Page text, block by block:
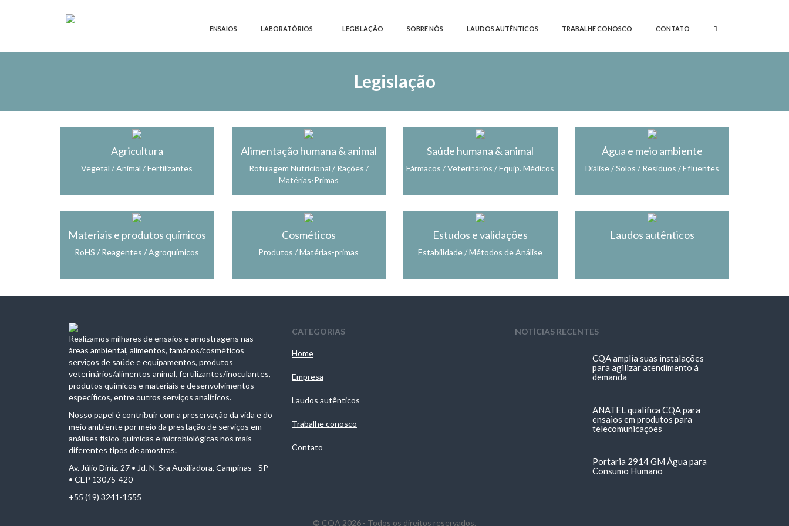
ENSAIOS LABORATÓRIOS LEGISLAÇÃO SOBRE NÓS LAUDOS AUTÊNTICOS TRABALHE CONOSCO CONTATO
Legislação
Agricultura
Vegetal / Animal / Fertilizantes
Alimentação humana & animal
Rotulagem Nutricional / Rações /
Matérias-Primas
Saúde humana & animal
Fármacos / Veterinários / Equip. Médicos
Água e meio ambiente
Diálise / Solos / Resíduos / Efluentes
Materiais e produtos químicos
RoHS / Reagentes / Agroquímicos
Cosméticos
Produtos / Matérias-primas
Estudos e validações
Estabilidade / Métodos de Análise
Laudos autênticos
Realizamos milhares de ensaios e amostragens nas
áreas ambiental, alimentos, famácos/cosméticos
serviços de saúde e equipamentos, produtos
veterinários/alimentos animal, fertilizantes/inoculantes,
produtos químicos e materiais e desenvolvimentos
específicos, entre outros serviços analíticos.
Nosso papel é contribuir com a preservação da vida e do
meio ambiente por meio da prestação de serviços em
análises físico-químicas e microbiológicas nos mais
diferentes tipos de amostras.
Av. Júlio Diniz, 27 • Jd. N. Sra Auxiliadora, Campinas - SP
• CEP 13075-420
+55 (19) 3241-1555
CATEGORIAS
Home
Empresa
Laudos autênticos
Trabalhe conosco
Contato
NOTÍCIAS RECENTES
CQA amplia suas instalações
para agilizar atendimento à
demanda
ANATEL qualifica CQA para
ensaios em produtos para
telecomunicações
Portaria 2914 GM Água para
Consumo Humano
© CQA 2026 - Todos os direitos reservados.